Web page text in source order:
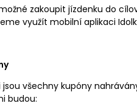
zakoupit jízdenku do
využít mobilní aplikaci
všechny kupóny
budou: